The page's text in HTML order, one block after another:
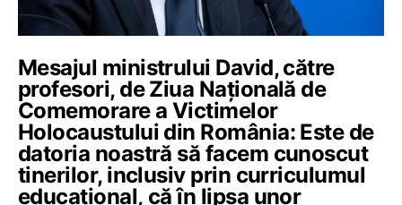
Mesajul ministrului David, către
profesori, de Ziua Națională de
Comemorare a Victimelor
Holocaustului din România: Este de
datoria noastră să facem cunoscut
tinerilor, inclusiv prin curriculumul
educațional, că în lipsa unor